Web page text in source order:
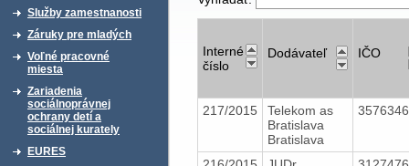
Služby zamestnanosti
Záruky pre mladých
Voľné pracovné
miesta
Zariadenia
sociálnoprávnej
ochrany detí a
sociálnej kurately
EURES
Interné
číslo
Dodávateľ IČO
217/2015
Telekom as
Bratislava
Bratislava